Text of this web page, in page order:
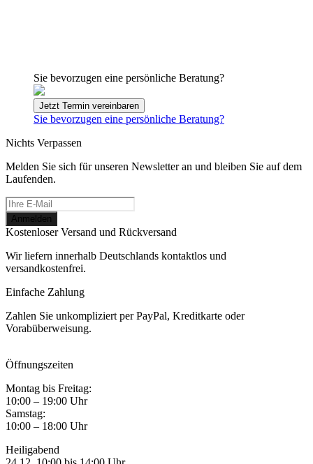
Sie bevorzugen eine persönliche Beratung?
Jetzt Termin vereinbaren
Sie bevorzugen eine persönliche Beratung?
Nichts Verpassen
Melden Sie sich für unseren Newsletter an und bleiben Sie auf dem
Laufenden.
Kostenloser Versand und Rückversand
Wir liefern innerhalb Deutschlands kontaktlos und
versandkostenfrei.
Einfache Zahlung
Zahlen Sie unkompliziert per PayPal, Kreditkarte oder
Vorabüberweisung.
Öffnungszeiten
Montag bis Freitag:
10:00 – 19:00 Uhr
Samstag:
10:00 – 18:00 Uhr
Heiligabend